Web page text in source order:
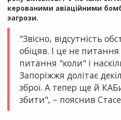
керованими авіаційними
загрози.
"Звісно, відсутність
обіцяв. І це не
питання "коли" і
Запоріжжя долітає
зброї. А тепер ще й
збити", – пояснив